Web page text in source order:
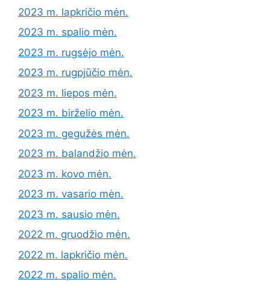
2023 m. lapkričio mėn.
2023 m. spalio mėn.
2023 m. rugsėjo mėn.
2023 m. rugpjūčio mėn.
2023 m. liepos mėn.
2023 m. birželio mėn.
2023 m. gegužės mėn.
2023 m. balandžio mėn.
2023 m. kovo mėn.
2023 m. vasario mėn.
2023 m. sausio mėn.
2022 m. gruodžio mėn.
2022 m. lapkričio mėn.
2022 m. spalio mėn.